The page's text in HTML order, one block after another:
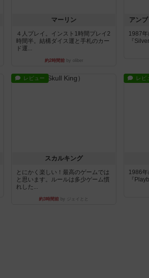
マーリン
４人プレイ。インスト1時間プレイ2
時間半。結構ダイス運と手札のカー
ド運...
約2時間前by oliber
アン
1987
『
レビュー
スカルキング
とにかく楽しい！最高のゲームでは
と思います。ルールは多少ゲーム慣
れした...
約3時間前 by ジェイとと
レビ
1986
『